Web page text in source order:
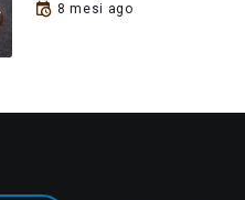
8 mesi ago